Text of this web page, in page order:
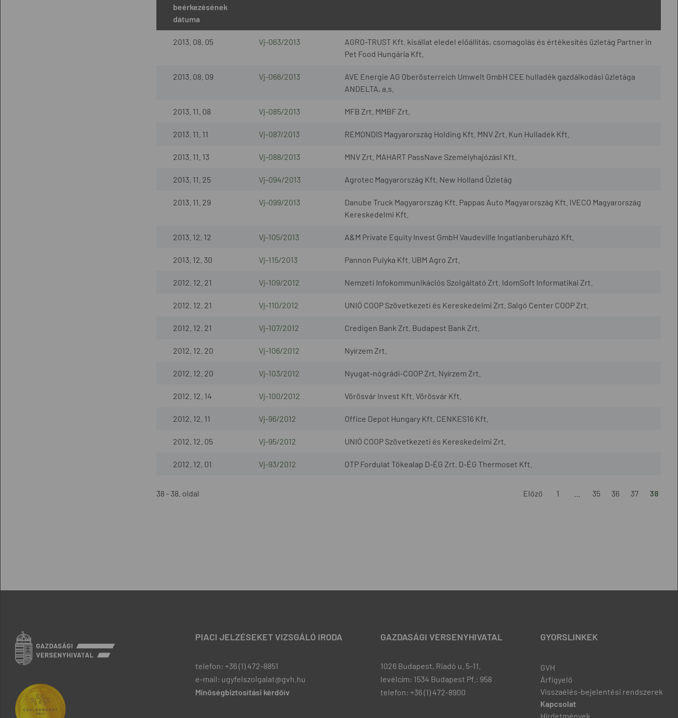
beérkezésének
dátuma
2013. 08. 05 Vj-063/2013
AGRO-TRUST Kft. kisállat eledel előállítás, csomagolás és értékesítés üzletág Partner in
Pet Food Hungária Kft.
2013. 08. 09 Vj-066/2013
AVE Energie AG Oberösterreich Umwelt GmbH CEE hulladék gazdálkodási üzletága
ANDELTA, a.s.
2013. 11. 08 Vj-085/2013 MFB Zrt. MMBF Zrt.
2013. 11. 11 Vj-087/2013 REMONDIS Magyarország Holding Kft. MNV Zrt. Kun Hulladék Kft.
2013. 11. 13 Vj-088/2013 MNV Zrt. MAHART PassNave Személyhajózási Kft.
2013. 11. 25 Vj-094/2013 Agrotec Magyarország Kft. New Holland Üzletág
2013. 11. 29 Vj-099/2013
Danube Truck Magyarország Kft. Pappas Auto Magyarország Kft. IVECO Magyarország
Kereskedelmi Kft.
2013. 12. 12 Vj-105/2013 A&M Private Equity Invest GmbH Vaudeville Ingatlanberuházó Kft.
2013. 12. 30 Vj-115/2013 Pannon Pulyka Kft. UBM Agro Zrt.
2012. 12. 21 Vj-109/2012 Nemzeti Infokommunikációs Szolgáltató Zrt. IdomSoft Informatikai Zrt.
2012. 12. 21 Vj-110/2012 UNIÓ COOP Szövetkezeti és Kereskedelmi Zrt. Salgó Center COOP Zrt.
2012. 12. 21 Vj-107/2012 Credigen Bank Zrt. Budapest Bank Zrt.
2012. 12. 20 Vj-106/2012 Nyírzem Zrt.
2012. 12. 20 Vj-103/2012 Nyugat-nógrádi-COOP Zrt. Nyírzem Zrt.
2012. 12. 14 Vj-100/2012 Vörösvár Invest Kft. Vörösvár Kft.
2012. 12. 11 Vj-96/2012 Office Depot Hungary Kft. CENKES16 Kft.
2012. 12. 05 Vj-95/2012 UNIÓ COOP Szövetkezeti és Kereskedelmi Zrt.
2012. 12. 01 Vj-93/2012 OTP Fordulat Tőkealap D-ÉG Zrt. D-ÉG Thermoset Kft.
38 - 38. oldal Előző 1 35 36 37 38
PIACI JELZÉSEKET VIZSGÁLÓ IRODA
telefon: +36 (1) 472-8851
e-mail: ugyfelszolgalat@gvh.hu
Minőségbiztosítási kérdőív
GAZDASÁGI VERSENYHIVATAL
1026 Budapest, Riadó u. 5-11.
levélcím: 1534 Budapest Pf.: 958
telefon: +36 (1) 472-8900
GYORSLINKEK
GVH
Árfigyelő
Visszaélés-bejelentési rendszerek
Kapcsolat
Hirdetmények